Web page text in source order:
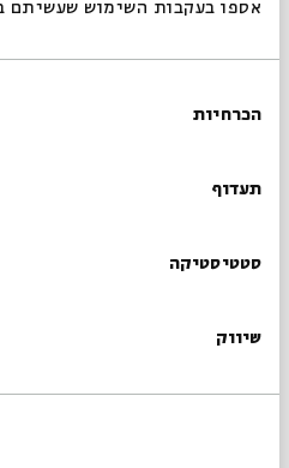
אספו בעקבות השימוש שעשיתם
הסכמה
הכרחיות
תעדוף
סטטיסטיקה
שיווק
היהדות. "אדני אחד", אומר משה